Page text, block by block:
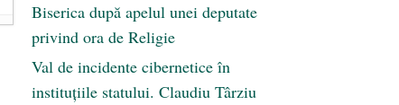
Biserica după apelul unei deputate
privind ora de Religie
Val de incidente cibernetice în
instituțiile statului. Claudiu Târziu